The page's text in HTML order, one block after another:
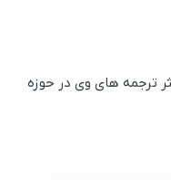
ترجمه های وی در حوزه